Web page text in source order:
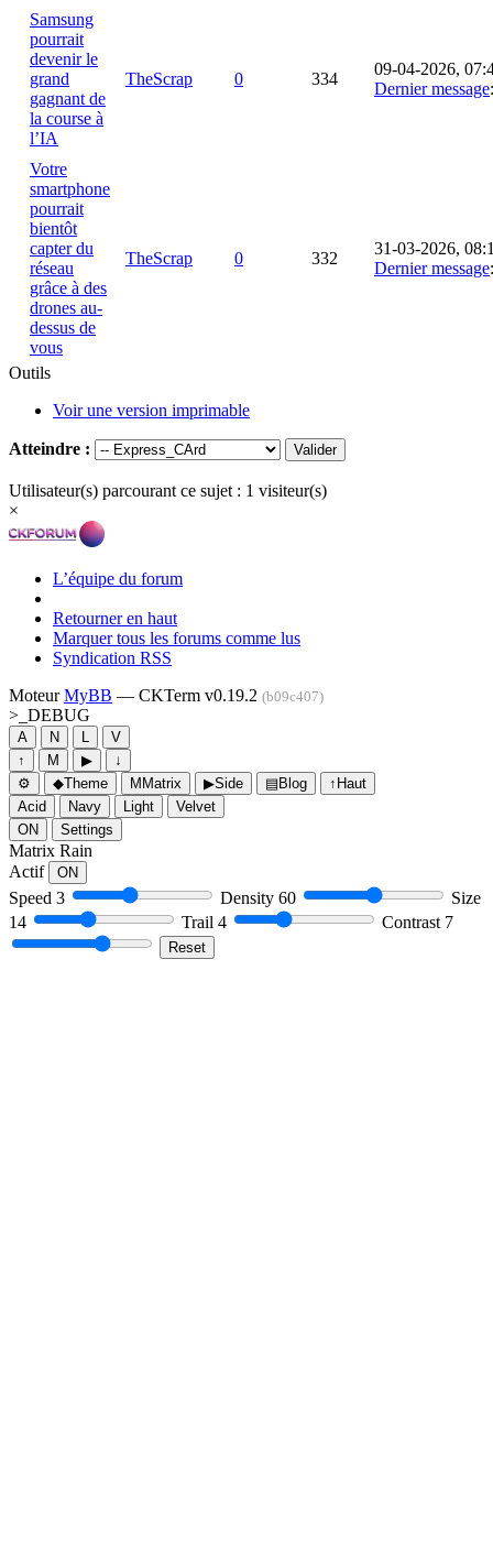
Samsung
pourrait
devenir le
grand
gagnant de
la course à
l’IA
TheScrap 0 334
09-04-2026,
Dernier message
Votre
smartphone
pourrait
bientôt
capter du
réseau
grâce à des
drones au-
dessus de
vous
TheScrap 0 332
31-03-2026,
Dernier message
Outils
Voir une version imprimable
Atteindre :
Utilisateur(s) parcourant ce sujet : 1 visiteur(s)
×
L’équipe du forum
Retourner en haut
Marquer tous les forums comme lus
Syndication RSS
MoteurMyBB — CKTerm v0.19.2 (b09c407)
>_ DEBUG
A N L
V
↑
M ▶
↓
⚙
◆Theme M Matrix ▶Side ▤Blog ↑ Haut
Acid
Navy Light
Velvet
ON
Settings
Matrix Rain
Actif
ON
Speed 3 Density 60
Size
14
Trail 4 Contrast 7
Reset